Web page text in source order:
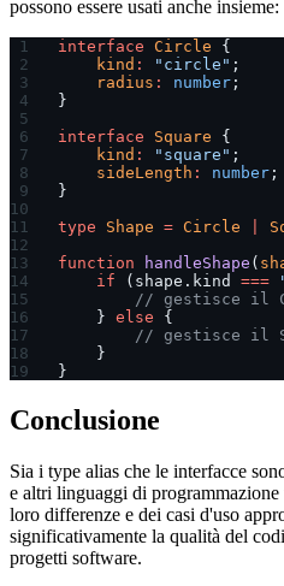
possono essere usati anche insieme:
interface Circle {
    kind
: "circle" ;
    radius
: number ;
}
interface Square {
    kind
: "square" ;
    sideLength
: number ;
}
type Shape = Circle
function handleShape (
    if
(shape.kind ===
// gestisce il
    }
else {
// gestisce il
    }
}
Conclusione
Sia i type alias che le interfacce
e altri linguaggi di
loro differenze e dei casi d'uso
significativamente la qualità del
progetti software.